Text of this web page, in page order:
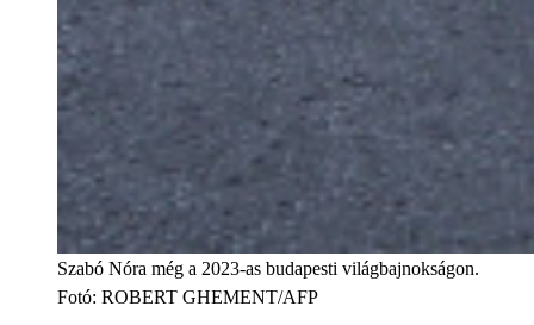
Szabó Nóra még a 2023-as budapesti világbajnokságon.
Fotó: ROBERT GHEMENT/AFP